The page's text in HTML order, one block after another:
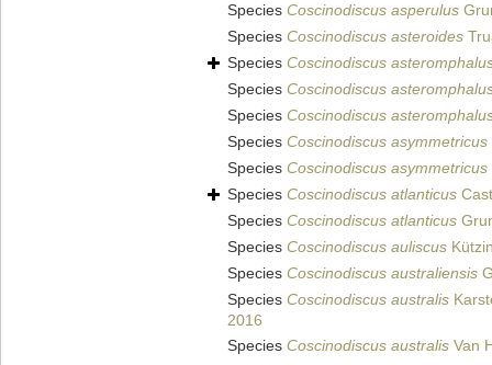
Species Coscinodiscus asperulus
Species Coscinodiscus asteroides
Species Coscinodiscus
Species Coscinodiscus
Species Coscinodiscus
Species Coscinodiscus asymmetricus
Species Coscinodiscus asymmetricus
Species Coscinodiscus atlanticus
Species Coscinodiscus atlanticus
Species Coscinodiscus auliscus
Species Coscinodiscus australiensis
Species Coscinodiscus australis
2016
Species Coscinodiscus australis Van